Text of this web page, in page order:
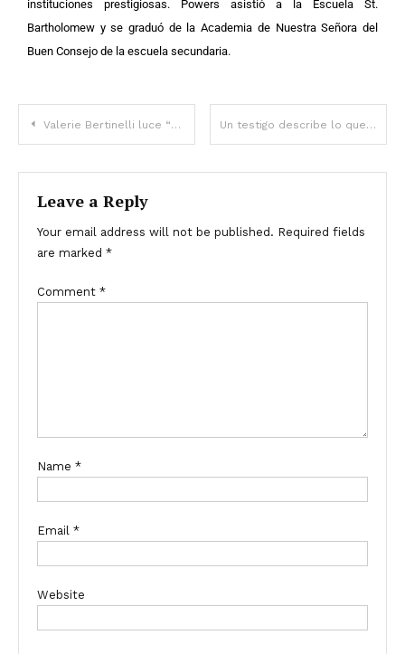
instituciones prestigiosas. Powers asistió a la Escuela St.
Bartholomew y se graduó de la Academia de Nuestra Señora del
Buen Consejo de la escuela secundaria.
Valerie Bertinelli luce “demasiado delgada” mientras responde a las críticas tras sus fotos en ropa interior a los 64 años Un testigo describe lo que oyó y vio antes del tiroteo fatal de Brian Thompson – Detalles
Leave a Reply
Your email address will not be published. Required fields
are marked *
Comment *
Name *
Email *
Website